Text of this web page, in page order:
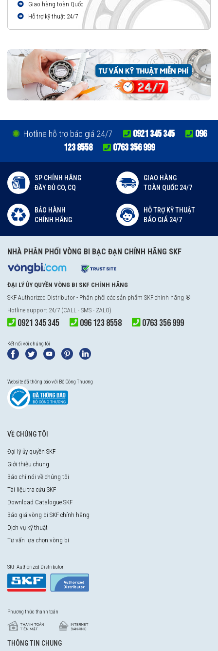
Giao hàng toàn Quốc
Hỗ trợ kỹ thuật 24/7
Hotline hỗ trợ báo giá 24/7 0921 345 345
096
123 8558
0763 356 999
SP CHÍNH HÃNG
ĐẦY ĐỦ CO, CQ
GIAO HÀNG
TOÀN QUỐC 24/7
BẢO HÀNH
CHÍNH HÃNG
HỖ TRỢ KỸ THUẬT
BÁO GIÁ 24/7
NHÀ PHÂN PHỐI VÒNG BI BẠC ĐẠN CHÍNH HÃNG SKF
ĐẠI LÝ ỦY QUYỀN VÒNG BI SKF CHÍNH HÃNG
SKF Authorized Distributor - Phân phối các sản phẩm SKF chính hãng ®
Hotline support 24/7 (CALL - SMS - ZALO)
0921 345 345 096 123 8558 0763 356 999
Kết nối với chúng tôi
Website đã thông báo với Bộ Công Thương
VỀ CHÚNG TÔI
Đại lý ủy quyền SKF
Giới thiệu chung
Báo chí nói về chúng tôi
Tài liệu tra cứu SKF
Download Catalogue SKF
Báo giá vòng bi SKF chính hãng
Dịch vụ kỹ thuật
Tư vấn lựa chọn vòng bi
SKF Authorized Distributor
Phương thức thanh toán
THÔNG TIN CHUNG